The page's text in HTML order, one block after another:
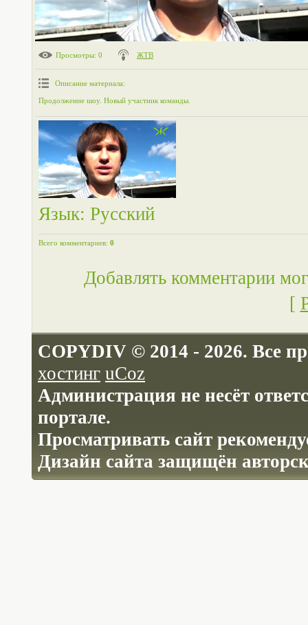
Просмотры: 0 ЖТВ
Описание материала:
Продолжение шоу. Новый участник команды.
Язык: Русский
Всего комментариев: 0
Добавлять комментарии
[
COPYDIV © 2014 - 2026. Все
хостинг uCoz
Администрация не несёт
портале.
Просматривать сайт
Дизайн сайта защищён